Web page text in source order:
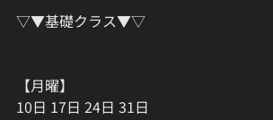
▽▼基礎クラス▼▽
【月曜】
10日 17日 24日 31日